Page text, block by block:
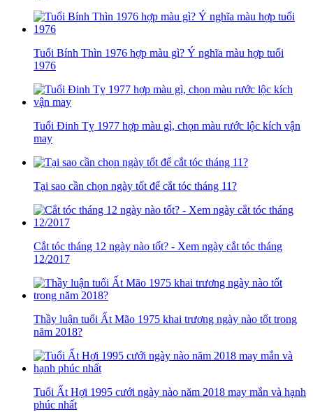
Tuổi Bính Thìn 1976 hợp màu gì? Ý nghĩa màu hợp tuổi
1976
Tuổi Đinh Tỵ 1977 hợp màu gì, chọn màu rước lộc kích vận
may
Tại sao cần chọn ngày tốt để cắt tóc tháng 11?
Cắt tóc tháng 12 ngày nào tốt? - Xem ngày cắt tóc tháng
12/2017
Thầy luận tuổi Ất Mão 1975 khai trương ngày nào tốt trong
năm 2018?
Tuổi Ất Hợi 1995 cưới ngày nào năm 2018 may mắn và hạnh
phúc nhất